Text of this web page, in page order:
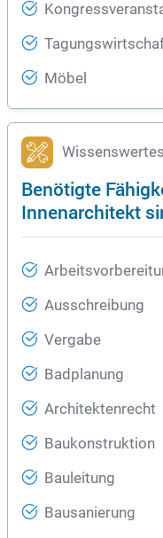
Möbel
Wissenswertes
Benötigte
Innenarchitekt
Ausschreibung
Vergabe
Badplanung
Architektenrecht
Baukonstruktion
Bauleitung
Bausanierung